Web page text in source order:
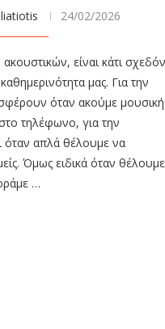
24/02/2026
είναι κάτι σχεδόν
μας. Για την
όταν ακούμε
τηλέφωνο, για την
όταν απλά θέλουμε να
Όμως ειδικά όταν θέλουμε
…